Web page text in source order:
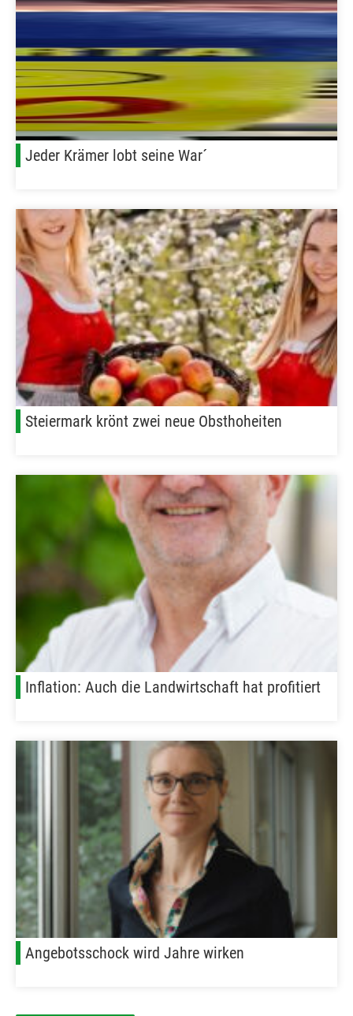
Jeder Krämer lobt seine War´
Steiermark krönt zwei neue Obsthoheiten
Inflation: Auch die Landwirtschaft hat profitiert
Angebotsschock wird Jahre wirken